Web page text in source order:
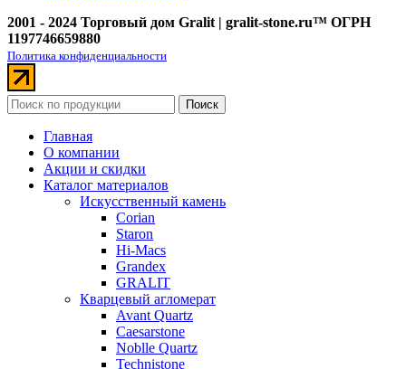
2001 - 2024 Торговый дом Gralit | gralit-stone.ru™ ОГРН
1197746659880
Политика конфиденциальности
Поиск
Главная
О компании
Акции и скидки
Каталог материалов
Искусственный камень
Corian
Staron
Hi-Macs
Grandex
GRALIT
Кварцевый агломерат
Avant Quartz
Caesarstone
Noblle Quartz
Technistone